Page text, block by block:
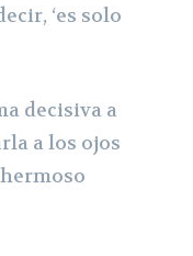
‘es solo
decisiva a
a los ojos